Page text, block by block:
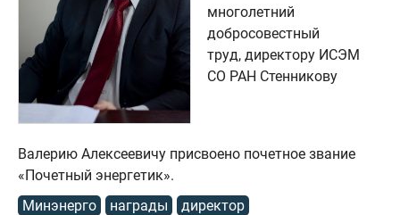
многолетний
добросовестный
труд, директору ИСЭМ
СО РАН Стенникову
Валерию Алексеевичу присвоено почетное звание
«Почетный энергетик».
Минэнерго
награды директор